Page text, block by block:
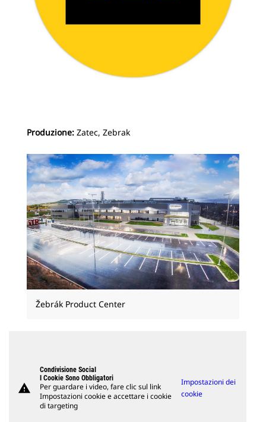
Produzione: Zatec, Zebrak
Žebrák Product Center
warning
Condivisione Social
I Cookie Sono Obbligatori
Per guardare i video, fare clic sul link
Impostazioni cookie e accettare i cookie
di targeting
Impostazioni dei
cookie